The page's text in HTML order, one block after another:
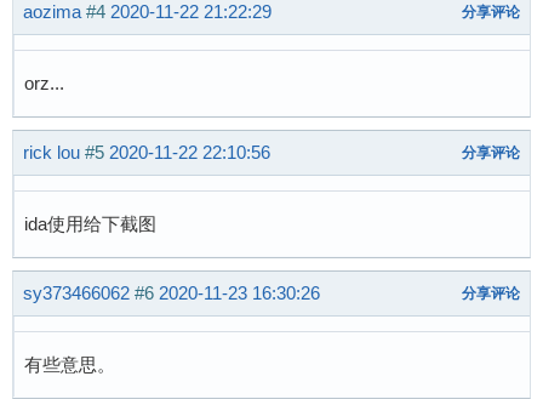
aozima #4 2020-11-22 21:22:29 分享评论
orz...
rick lou #5 2020-11-22 22:10:56 分享评论
ida使用给下截图
sy373466062 #6 2020-11-23 16:30:26 分享评论
有些意思。